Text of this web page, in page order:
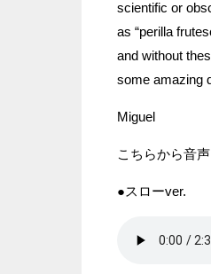
scientific or
as “perilla
and without
some amazing
Miguel
こちらから音
●スローver.